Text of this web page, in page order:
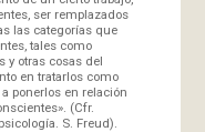
ser remplazados
las categorías que
tales como
y otras cosas del
en tratarlos como
ponerlos en relación
(Cfr.
S. Freud).